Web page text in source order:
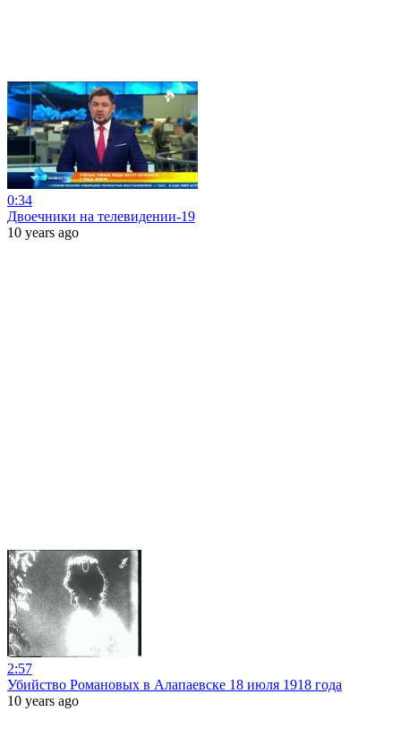
0:34
Двоечники на телевидении-19
10 years ago
2:57
Убийство Романовых в Алапаевске 18 июля 1918 года
10 years ago